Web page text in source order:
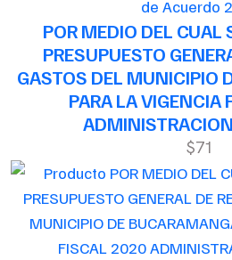
de Acuerdo
POR MEDIO DEL CUAL
PRESUPUESTO
GASTOS DEL MUNICIPIO
PARA LA
$71